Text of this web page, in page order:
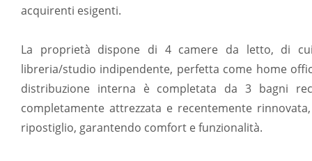
acquirenti esigenti.
La proprietà dispone di 4 camere da letto, di
libreria/studio indipendente, perfetta come home
distribuzione interna è completata da 3 bagni
completamente attrezzata e recentemente
ripostiglio, garantendo comfort e funzionalità.